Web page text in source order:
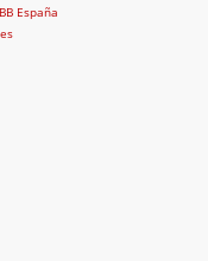
España